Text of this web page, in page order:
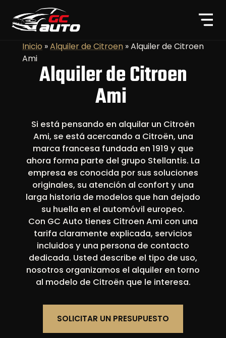
Inicio »Alquiler de Citroen »Alquiler de Citroen
Ami
Alquiler de Citroen
Ami
Si está pensando en alquilar un Citroën
Ami, se está acercando a Citroën, una
marca francesa fundada en 1919 y que
ahora forma parte del grupo Stellantis. La
empresa es conocida por sus soluciones
originales, su atención al confort y una
larga historia de modelos que han dejado
su huella en el automóvil europeo.
Con GC Auto tienes Citroen Ami con una
tarifa claramente explicada, servicios
incluidos y una persona de contacto
dedicada. Usted describe el tipo de uso,
nosotros organizamos el alquiler en torno
al modelo de Citroën que le interesa.
SOLICITAR UN PRESUPUESTO